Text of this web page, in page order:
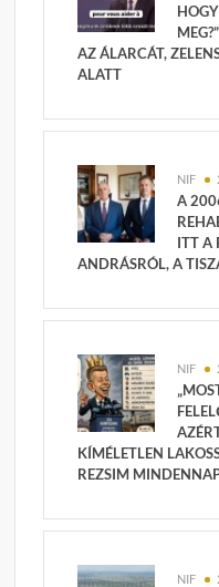
AZ ÁLARCÁT,
ALATT
NIF
A
ITT A
ANDRÁSRÓL, A
NIF
KÍMÉLETLEN
REZSIM
NIF